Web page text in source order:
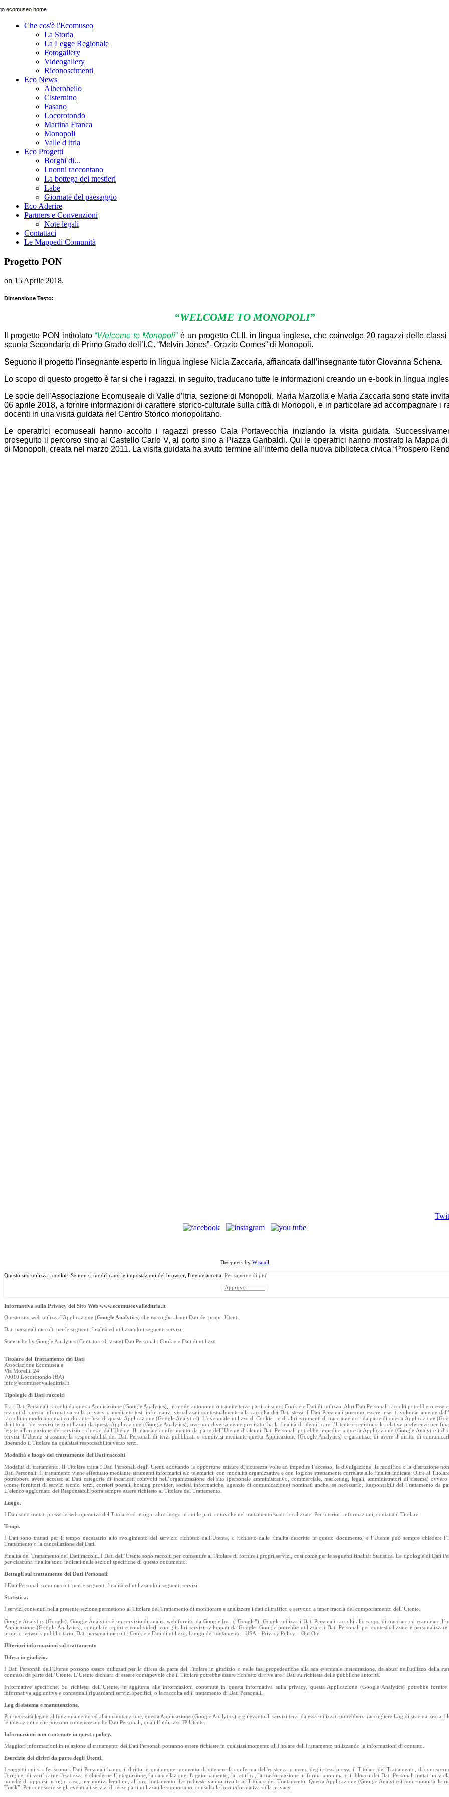
Che cos'è l'Ecomuseo
La Storia
La Legge Regionale
Fotogallery
Videogallery
Riconoscimenti
Eco News
Alberobello
Cisternino
Fasano
Locorotondo
Martina Franca
Monopoli
Valle d'Itria
Eco Progetti
Borghi di...
I nonni raccontano
La bottega dei mestieri
Labe
Giornate del paesaggio
Eco Aderire
Partners e Convenzioni
Note legali
Contattaci
Le Mappedi Comunità
Progetto PON
on 15 Aprile 2018.
Dimensione Testo:
“WELCOME TO MONOPOLI”
Il progetto PON intitolato “Welcome to Monopoli” è un progetto CLIL in lingua inglese, che coinvolge 20 ragazzi delle classi
scuola Secondaria di Primo Grado dell’I.C. “Melvin Jones”- Orazio Comes” di Monopoli.
Seguono il progetto l’insegnante esperto in lingua inglese Nicla Zaccaria, affiancata dall’insegnante tutor Giovanna Schena.
Lo scopo di questo progetto è far si che i ragazzi, in seguito, traducano tutte le informazioni creando un e-book in lingua
Le socie dell’Associazione Ecomuseale di Valle d’Itria, sezione di Monopoli, Maria Marzolla e Maria Zaccaria sono state
06 aprile 2018, a fornire informazioni di carattere storico-culturale sulla città di Monopoli, e in particolare ad accompagnare i
docenti in una visita guidata nel Centro Storico monopolitano.
Le operatrici ecomuseali hanno accolto i ragazzi presso Cala Portavecchia iniziando la visita guidata.
proseguito il percorso sino al Castello Carlo V, al porto sino a Piazza Garibaldi. Qui le operatrici hanno mostrato la Mappa
di Monopoli, creata nel marzo 2011. La visita guidata ha avuto termine all’interno della nuova biblioteca civica “Prospero
Designers by Wisuall
Questo sito utilizza i cookie. Se non si modificano le impostazioni del browser, l'utente accetta. Per saperne di piu'
Approvo
Informativa sulla Privacy del Sito Web www.ecomuseovalleditria.it
Questo sito web utilizza l'Applicazione (Google Analytics) che raccoglie alcuni Dati dei propri Utenti.
Dati personali raccolti per le seguenti finalità ed utilizzando i seguenti servizi:
Statistiche by Google Analytics (Contatore di visite) Dati Personali: Cookie e Dati di utilizzo
Titolare del Trattamento dei Dati
Associazione Ecomuseale
Via Morelli, 24
70010 Locorotondo (BA)
info@ecomuseovalleditria.it
Tipologie di Dati raccolti
Fra i Dati Personali raccolti da questa Applicazione (Google Analytics), in modo autonomo o tramite terze parti, ci sono: Cookie e Dati di utilizzo. Altri Dati Personali raccolti potrebbero
sezioni di questa informativa sulla privacy o mediante testi informativi visualizzati contestualmente alla raccolta dei Dati stessi. I Dati Personali possono essere inseriti volontariamente
raccolti in modo automatico durante l'uso di questa Applicazione (Google Analytics). L’eventuale utilizzo di Cookie - o di altri strumenti di tracciamento - da parte di questa Applicazione
dei titolari dei servizi terzi utilizzati da questa Applicazione (Google Analytics), ove non diversamente precisato, ha la finalità di identificare l’Utente e registrare le relative preferenze per
legate all'erogazione del servizio richiesto dall’Utente. Il mancato conferimento da parte dell’Utente di alcuni Dati Personali potrebbe impedire a questa Applicazione (Google Analytics) di
servizi. L'Utente si assume la responsabilità dei Dati Personali di terzi pubblicati o condivisi mediante questa Applicazione (Google Analytics) e garantisce di avere il diritto di
liberando il Titolare da qualsiasi responsabilità verso terzi.
Modalità e luogo del trattamento dei Dati raccolti
Modalità di trattamento. Il Titolare tratta i Dati Personali degli Utenti adottando le opportune misure di sicurezza volte ad impedire l’accesso, la divulgazione, la modifica o la distruzione
Dati Personali. Il trattamento viene effettuato mediante strumenti informatici e/o telematici, con modalità organizzative e con logiche strettamente correlate alle finalità indicate. Oltre al
potrebbero avere accesso ai Dati categorie di incaricati coinvolti nell’organizzazione del sito (personale amministrativo, commerciale, marketing, legali, amministratori di sistema) ovvero
(come fornitori di servizi tecnici terzi, corrieri postali, hosting provider, società informatiche, agenzie di comunicazione) nominati anche, se necessario, Responsabili del Trattamento da
L’elenco aggiornato dei Responsabili potrà sempre essere richiesto al Titolare del Trattamento.
Luogo.
I Dati sono trattati presso le sedi operative del Titolare ed in ogni altro luogo in cui le parti coinvolte nel trattamento siano localizzate. Per ulteriori informazioni, contatta il Titolare.
Tempi.
I Dati sono trattati per il tempo necessario allo svolgimento del servizio richiesto dall’Utente, o richiesto dalle finalità descritte in questo documento, e l’Utente può sempre chiedere
Trattamento o la cancellazione dei Dati.
Finalità del Trattamento dei Dati raccolti. I Dati dell’Utente sono raccolti per consentire al Titolare di fornire i propri servizi, così come per le seguenti finalità: Statistica. Le tipologie di Dati
per ciascuna finalità sono indicati nelle sezioni specifiche di questo documento.
Dettagli sul trattamento dei Dati Personali.
I Dati Personali sono raccolti per le seguenti finalità ed utilizzando i seguenti servizi:
Statistica.
I servizi contenuti nella presente sezione permettono al Titolare del Trattamento di monitorare e analizzare i dati di traffico e servono a tener traccia del comportamento dell’Utente.
Google Analytics (Google). Google Analytics è un servizio di analisi web fornito da Google Inc. (“Google”). Google utilizza i Dati Personali raccolti allo scopo di tracciare ed esaminare
Applicazione (Google Analytics), compilare report e condividerli con gli altri servizi sviluppati da Google. Google potrebbe utilizzare i Dati Personali per contestualizzare e
proprio network pubblicitario. Dati personali raccolti: Cookie e Dati di utilizzo. Luogo del trattamento : USA – Privacy Policy – Opt Out
Ulteriori informazioni sul trattamento
Difesa in giudizio.
I Dati Personali dell’Utente possono essere utilizzati per la difesa da parte del Titolare in giudizio o nelle fasi propedeutiche alla sua eventuale instaurazione, da abusi nell'utilizzo della
connessi da parte dell’Utente. L’Utente dichiara di essere consapevole che il Titolare potrebbe essere richiesto di rivelare i Dati su richiesta delle pubbliche autorità.
Informative specifiche. Su richiesta dell’Utente, in aggiunta alle informazioni contenute in questa informativa sulla privacy, questa Applicazione (Google Analytics) potrebbe fornire
informative aggiuntive e contestuali riguardanti servizi specifici, o la raccolta ed il trattamento di Dati Personali.
Log di sistema e manutenzione.
Per necessità legate al funzionamento ed alla manutenzione, questa Applicazione (Google Analytics) e gli eventuali servizi terzi da essa utilizzati potrebbero raccogliere Log di sistema, ossia
le interazioni e che possono contenere anche Dati Personali, quali l’indirizzo IP Utente.
Informazioni non contenute in questa policy.
Maggiori informazioni in relazione al trattamento dei Dati Personali potranno essere richieste in qualsiasi momento al Titolare del Trattamento utilizzando le informazioni di contatto.
Esercizio dei diritti da parte degli Utenti.
I soggetti cui si riferiscono i Dati Personali hanno il diritto in qualunque momento di ottenere la conferma dell'esistenza o meno degli stessi presso il Titolare del Trattamento, di
l'origine, di verificarne l'esattezza o chiederne l’integrazione, la cancellazione, l'aggiornamento, la rettifica, la trasformazione in forma anonima o il blocco dei Dati Personali trattati in
nonché di opporsi in ogni caso, per motivi legittimi, al loro trattamento. Le richieste vanno rivolte al Titolare del Trattamento. Questa Applicazione (Google Analytics) non supporta le
Track”. Per conoscere se gli eventuali servizi di terze parti utilizzati le supportano, consulta le loro informativa sulla privacy.